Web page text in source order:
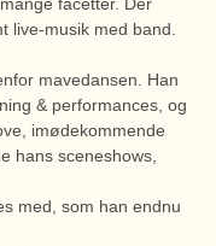
live-musik med band.
mavedansen. Han
& performances, og
imødekommende
hans sceneshows,
med, som han endnu